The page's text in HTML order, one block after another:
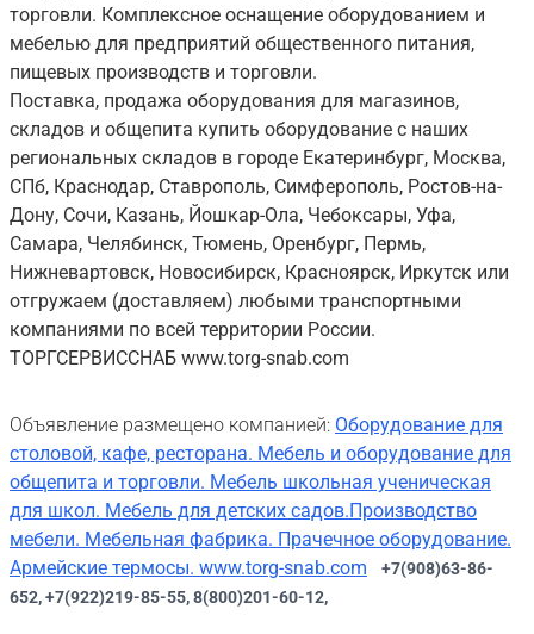
торговли. Комплексное оснащение оборудованием и
мебелью для предприятий общественного питания,
пищевых производств и торговли.
Поставка, продажа оборудования для магазинов,
складов и общепита купить оборудование с наших
региональных складов в городе Екатеринбург, Москва,
СПб, Краснодар, Ставрополь, Симферополь, Ростов-на-
Дону, Сочи, Казань, Йошкар-Ола, Чебоксары, Уфа,
Самара, Челябинск, Тюмень, Оренбург, Пермь,
Нижневартовск, Новосибирск, Красноярск, Иркутск или
отгружаем (доставляем) любыми транспортными
компаниями по всей территории России.
ТОРГСЕРВИССНАБ www.torg-snab.com
Объявление размещено компанией: Оборудование для
столовой, кафе, ресторана. Мебель и оборудование для
общепита и торговли. Мебель школьная ученическая
для школ. Мебель для детских садов.Производство
мебели. Мебельная фабрика. Прачечное оборудование.
Армейские термосы. www.torg-snab.com
+7(908)63-86-
652, +7(922)219-85-55, 8(800)201-60-12,